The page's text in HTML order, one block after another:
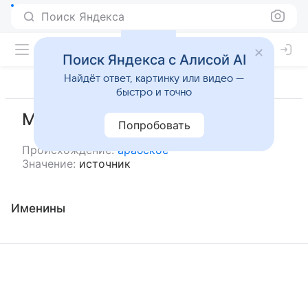
Поиск Яндекса
Магдания
Происхождение: арабское
Значение: источник
Именины
Поиск Яндекса с Алисой AI
Найдёт ответ, картинку или видео —
быстро и точно
Попробовать